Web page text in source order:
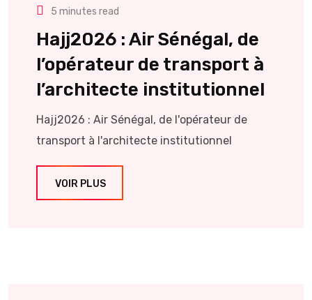
5 minutes read
Hajj2026 : Air Sénégal, de
l’opérateur de transport à
l’architecte institutionnel
Hajj2026 : Air Sénégal, de l'opérateur de
transport à l'architecte institutionnel
VOIR PLUS